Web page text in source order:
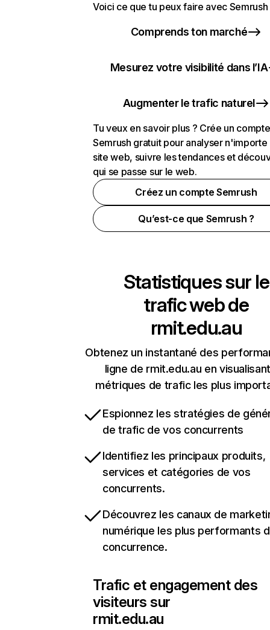
Voici ce que tu peux faire avec Semrush
Comprends ton marché
Mesurez votre visibilité dans l’IA
Augmenter le trafic naturel
Tu veux en savoir plus ? Crée un compte
Semrush gratuit pour analyser n'importe
site web, suivre les tendances et
qui se passe sur le web.
Créez un compte Semrush
Qu’est-ce que Semrush ?
Statistiques sur le
trafic web de
rmit.edu.au
Obtenez un instantané des
ligne de rmit.edu.au en
métriques de trafic les plus
Espionnez les stratégies de
de trafic de vos concurrents
Identifiez les principaux produits,
services et catégories de vos
concurrents.
Découvrez les canaux de
numérique les plus performants
concurrence.
Trafic et engagement des
visiteurs sur
rmit.edu.au